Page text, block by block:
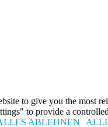
to give you the most
to provide a
ABLEHNEN